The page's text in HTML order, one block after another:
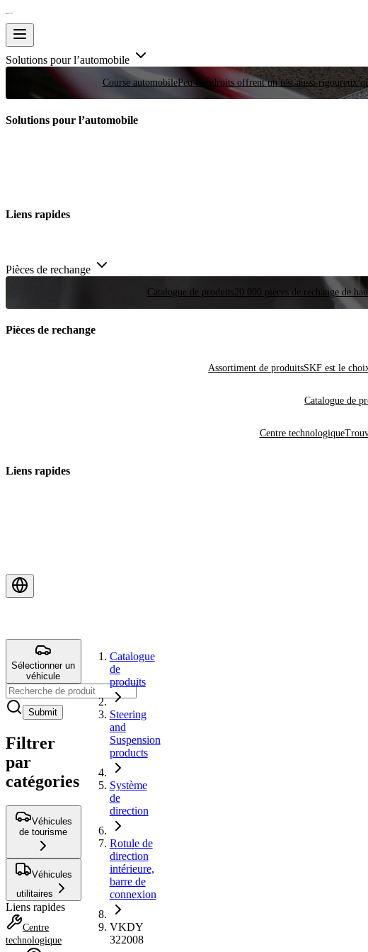
Solutions pour l’automobile
Course automobilePeu d'endroits offrent un test aussi rigoureux
Solutions pour l’automobile
Liens rapides
Pièces de rechange
Catalogue de produits20 000 pièces de rechange de
Pièces de rechange
Assortiment de produitsSKF est le
Catalogue de
Centre technologique
Liens rapides
Sélectionner un
véhicule
Submit
Filtrer
par
catégories
Véhicules
de tourisme
Véhicules
utilitaires
Liens rapides
Centre
technologique
Catalogue
de
produits
Steering
and
Suspension
products
Système
de
direction
Rotule de
direction
intérieure,
barre de
connexion
VKDY
322008